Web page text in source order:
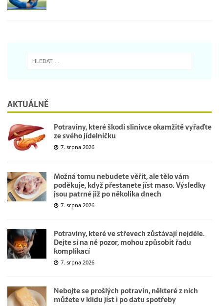
AKTUÁLNĚ
Potraviny, které škodí slinivce okamžitě vyřaďte
ze svého jídelníčku
7. srpna 2026
Možná tomu nebudete věřit, ale tělo vám
poděkuje, když přestanete jíst maso. Výsledky
jsou patrné již po několika dnech
7. srpna 2026
Potraviny, které ve střevech zůstávají nejdéle.
Dejte si na ně pozor, mohou způsobit řadu
komplikací
7. srpna 2026
Nebojte se prošlých potravin, některé z nich
můžete v klidu jíst i po datu spotřeby